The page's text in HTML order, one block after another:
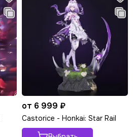
от 6 999 ₽
Castorice - Honkai: Star Rail